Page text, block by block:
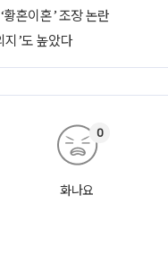
혼이혼’ 조장 논란
지’도 높았다
화나요
0